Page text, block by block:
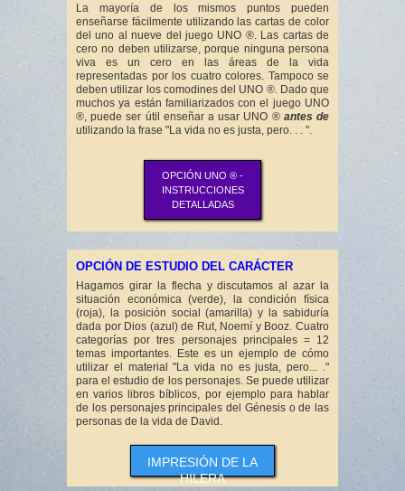
La mayoría de los mismos puntos pueden
enseñarse fácilmente utilizando las cartas de color
del uno al nueve del juego UNO ®. Las cartas de
cero no deben utilizarse, porque ninguna persona
viva es un cero en las áreas de la vida
representadas por los cuatro colores. Tampoco se
deben utilizar los comodines del UNO ®. Dado que
muchos ya están familiarizados con el juego UNO
®, puede ser útil enseñar a usar UNO ® antes de
utilizando la frase "La vida no es justa, pero. . . ".
OPCIÓN UNO ® -
INSTRUCCIONES
DETALLADAS
OPCIÓN DE ESTUDIO DEL CARÁCTER
Hagamos girar la flecha y discutamos al azar la
situación económica (verde), la condición física
(roja), la posición social (amarilla) y la sabiduría
dada por Dios (azul) de Rut, Noemí y Booz. Cuatro
categorías por tres personajes principales = 12
temas importantes. Este es un ejemplo de cómo
utilizar el material "La vida no es justa, pero... ."
para el estudio de los personajes. Se puede utilizar
en varios libros bíblicos, por ejemplo para hablar
de los personajes principales del Génesis o de las
personas de la vida de David.
IMPRESIÓN DE LA
HILERA